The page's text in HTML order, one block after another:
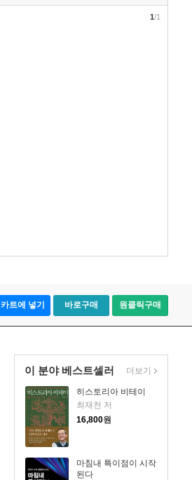
1/1
카트에 넣기 바로구매 원클릭구매
이 분야 베스트셀러
히스토리아 비테이
최재천 저
16,800원
마침내 특이점이 시작
된다
더보기